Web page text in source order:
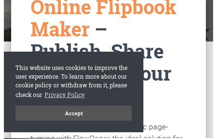
старые газеты